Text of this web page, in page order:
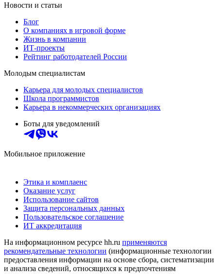
Новости и статьи
Блог
О компаниях в игровой форме
Жизнь в компании
ИТ-проекты
Рейтинг работодателей России
Молодым специалистам
Карьера для молодых специалистов
Школа программистов
Карьера в некоммерческих организациях
Боты для уведомлений
Мобильное приложение
Этика и комплаенс
Оказание услуг
Использование сайтов
Защита персональных данных
Пользовательское соглашение
ИТ аккредитация
На информационном ресурсе hh.ru применяются
рекомендательные технологии (информационные технологии
предоставления информации на основе сбора, систематизации
и анализа сведений, относящихся к предпочтениям